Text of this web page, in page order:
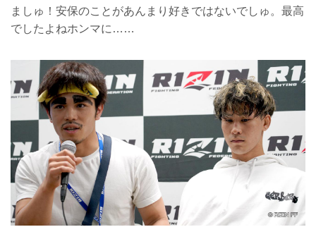
ましゅ！安保のことがあんまり好きではないでしゅ。最高
でしたよねホンマに……